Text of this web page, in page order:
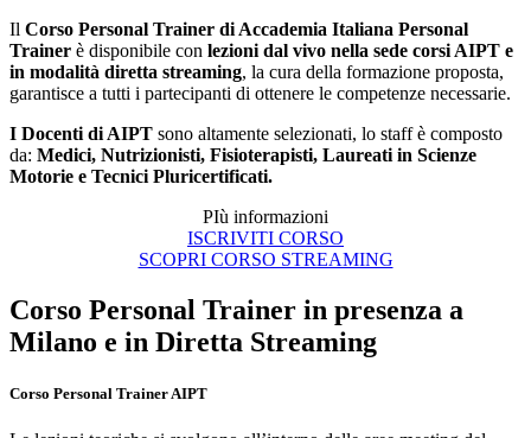
Il Corso Personal Trainer di Accademia Italiana Personal
Trainer è disponibile con lezioni dal vivo nella sede corsi AIPT e
in modalità diretta streaming, la cura della formazione proposta,
garantisce a tutti i partecipanti di ottenere le competenze necessarie.
I Docenti di AIPT sono altamente selezionati, lo staff è composto
da: Medici, Nutrizionisti, Fisioterapisti, Laureati in Scienze
Motorie e Tecnici Pluricertificati.
PIù informazioni
ISCRIVITI CORSO
SCOPRI CORSO STREAMING
Corso Personal Trainer in presenza a
Milano e in Diretta Streaming
Corso Personal Trainer AIPT